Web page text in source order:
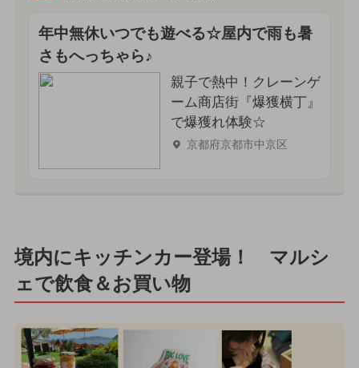
年中無休いつでも遊べる☆屋内で雨も暑
さもへっちゃら♪
親子で熱中！クレーンゲ
ーム商店街『爆獲横丁』
で爆獲れ体験☆
京都府京都市中京区
境内にキッチンカー登場！ マルシ
ェで飲食＆お買い物